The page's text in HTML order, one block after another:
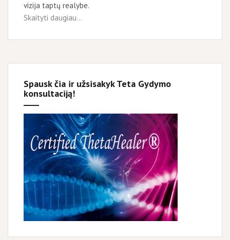
vizija taptų realybe.
Skaityti daugiau...
Spausk čia ir užsisakyk Teta Gydymo
konsultaciją!